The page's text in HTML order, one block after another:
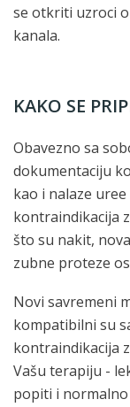
se otkriti uzroci
kanala.
KAKO SE
Obavezno sa
dokumentaciju
kao i nalaze
kontraindikacija
što su nakit,
zubne proteze
Novi savremeni
kompatibilni su
kontraindikacija
Vašu terapiju -
popiti i